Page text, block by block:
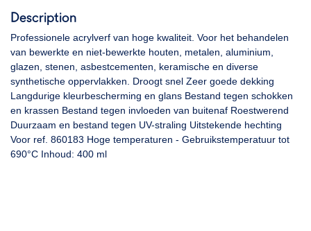
Description
Professionele acrylverf van hoge kwaliteit. Voor het behandelen
van bewerkte en niet-bewerkte houten, metalen, aluminium,
glazen, stenen, asbestcementen, keramische en diverse
synthetische oppervlakken. Droogt snel Zeer goede dekking
Langdurige kleurbescherming en glans Bestand tegen schokken
en krassen Bestand tegen invloeden van buitenaf Roestwerend
Duurzaam en bestand tegen UV-straling Uitstekende hechting
Voor ref. 860183 Hoge temperaturen - Gebruikstemperatuur tot
690°C Inhoud: 400 ml